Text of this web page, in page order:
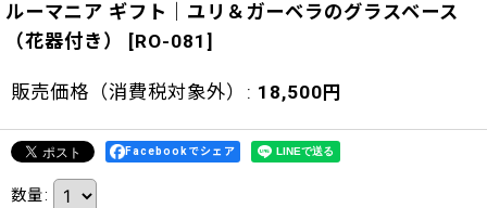
ルーマニア ギフト｜ユリ＆ガーベラのグラスベース
（花器付き）
[RO-081 ]
販売価格（消費税対象外） : 18,500 円
Facebookでシェア
数量: